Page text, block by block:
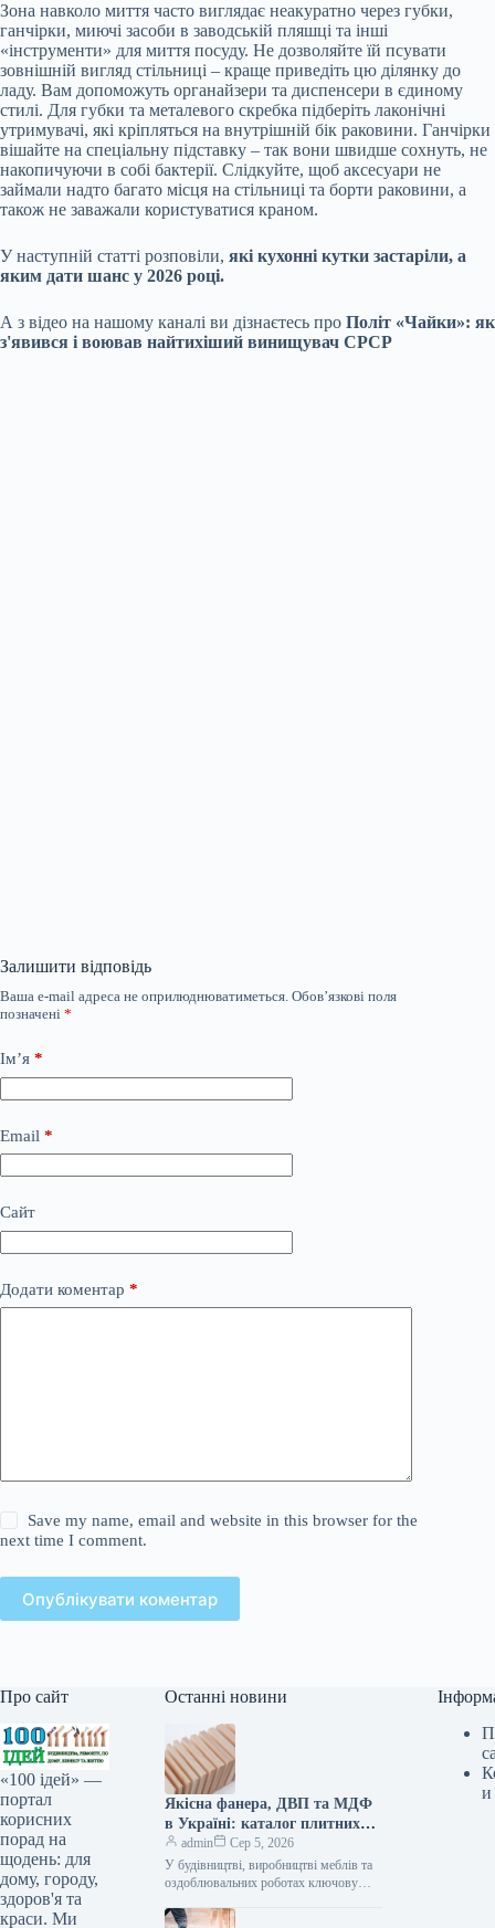
Зона навколо миття часто виглядає неакуратно через губки,
ганчірки, миючі засоби в заводській пляшці та інші
«інструменти» для миття посуду. Не дозволяйте їй псувати
зовнішній вигляд стільниці – краще приведіть цю ділянку до
ладу. Вам допоможуть органайзери та диспенсери в єдиному
стилі. Для губки та металевого скребка підберіть лаконічні
утримувачі, які кріпляться на внутрішній бік раковини. Ганчірки
вішайте на спеціальну підставку – так вони швидше сохнуть, не
накопичуючи в собі бактерії. Слідкуйте, щоб аксесуари не
займали надто багато місця на стільниці та борти раковини, а
також не заважали користуватися краном.
У наступній статті розповіли, які кухонні кутки застаріли, а
яким дати шанс у 2026 році.
А з відео на нашому каналі ви дізнаєтесь про Політ «Чайки»: як
з'явився і воював найтихіший винищувач СРСР
Залишити відповідь
Ваша e-mail адреса не оприлюднюватиметься. Обов’язкові поля
позначені *
Ім’я *
Email *
Сайт
Додати коментар *
Save my name, email and website in this browser for the
next time I comment.
Опублікувати коментар
Про сайт
«100 ідей» —
портал
корисних
порад на
щодень: для
дому, городу,
здоров'я та
краси. Ми
Останні новини
Якісна фанера, ДВП та МДФ
в Україні: каталог плитних
матеріалів від «ВІН-ВУД»
admin
Сер 5, 2026
У будівництві, виробництві меблів та
оздоблювальних роботах ключову
сировини. Компанія «ВІН-ВУД» уже
и